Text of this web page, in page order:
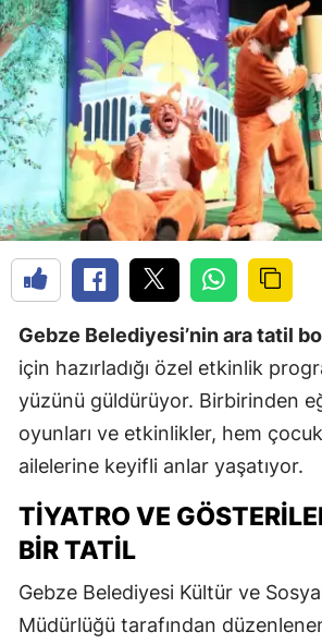
Gebze Belediyesi’nin ara tatil
için hazırladığı özel etkinlik
yüzünü güldürüyor. Birbirinden
oyunları ve etkinlikler, hem
ailelerine keyifli anlar yaşatıyor.
TIYATRO VE
BIR TATIL
Gebze Belediyesi Kültür ve
Müdürlüğü tarafından